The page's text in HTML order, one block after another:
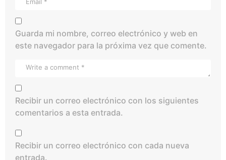
Guarda mi nombre, correo electrónico y web en
este navegador para la próxima vez que comente.
Recibir un correo electrónico con los siguientes
comentarios a esta entrada.
Recibir un correo electrónico con cada nueva
entrada.